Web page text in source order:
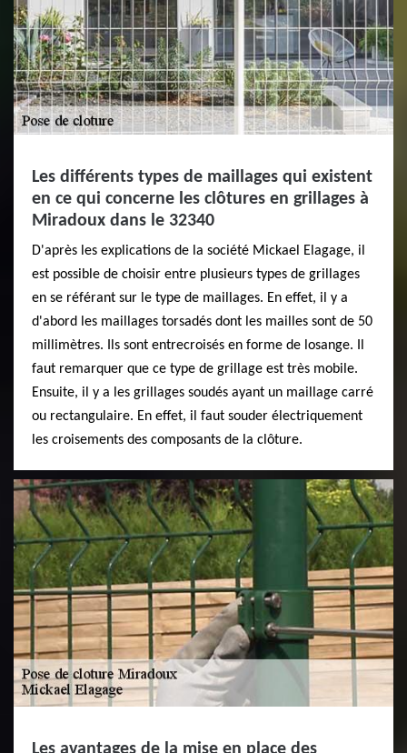
Les différents types de maillages qui existent
en ce qui concerne les clôtures en grillages à
Miradoux dans le 32340
D'après les explications de la société Mickael Elagage, il
est possible de choisir entre plusieurs types de grillages
en se référant sur le type de maillages. En effet, il y a
d'abord les maillages torsadés dont les mailles sont de 50
millimètres. Ils sont entrecroisés en forme de losange. Il
faut remarquer que ce type de grillage est très mobile.
Ensuite, il y a les grillages soudés ayant un maillage carré
ou rectangulaire. En effet, il faut souder électriquement
les croisements des composants de la clôture.
Les avantages de la mise en place des